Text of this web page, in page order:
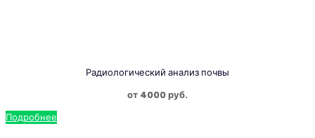
Радиологический анализ почвы
от 4000 руб.
Подробнее